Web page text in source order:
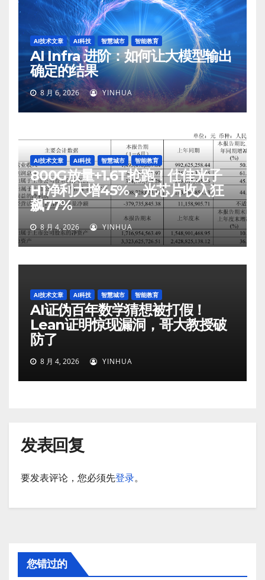
AI技术文章 AI科技 智慧城市 智能教育
AI Infra 进阶：如何让大模型输出
确定的结果
8 月 6, 2026 YINHUA
AI技术文章 AI科技 智慧城市 智能教育
800G放量+1.6T抢跑！仕佳光子
H1净利大增45%，光芯片收入狂
飙77%
8 月 4, 2026 YINHUA
AI技术文章 AI科技 智慧城市 智能教育
AI证伪百年数学猜想被打假！
Lean证明惊现漏洞，哥大教授破
防了
8 月 4, 2026 YINHUA
发表回复
要发表评论，您必须先登录。
您错过的